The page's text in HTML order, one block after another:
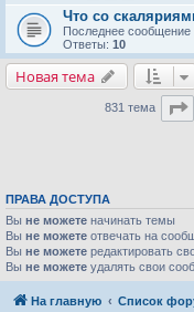
Что со
Последнее сообщение
Ответы: 10
Новая тема
831 тема
ПРАВА ДОСТУПА
Вы не можете начинать темы
Вы не можете отвечать на
Вы не можете редактировать
Вы не можете удалять свои
На главную Список